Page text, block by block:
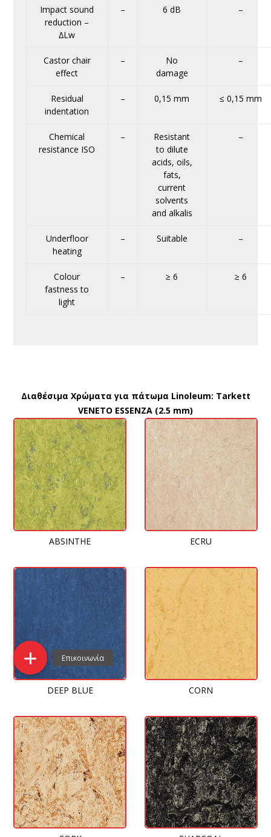
Impact sound
reduction –
∆Lw
– 6 dB –
Castor chair
effect
–
No
damage
–
Residual
indentation
– 0,15 mm ≤ 0,15 mm
Chemical
resistance ISO
–
Resistant
to dilute
acids, oils,
fats,
current
solvents
and alkalis
–
Underfloor
heating
– Suitable –
Colour
fastness to
light
– ≥ 6 ≥ 6
Διαθέσιμα Χρώματα για πάτωμα Linoleum: Tarkett
VENETO ESSENZA (2.5 mm)
ABSINTHE ECRU
DEEP BLUE CORN